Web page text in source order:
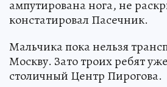
ампутирована нога, не
констатировал Пасечник.
Мальчика пока нельзя
Москву. Зато троих ребят
столичный Центр Пирогова.